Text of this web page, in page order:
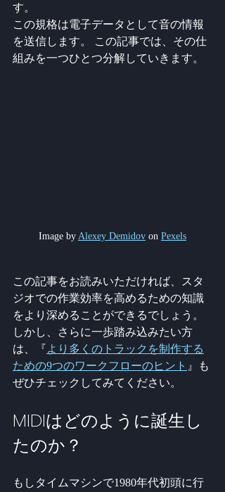
す。
この規格は電子データとして音の情報
を送信します。 この記事では、その仕
組みを一つひとつ分解していきます。
Image by Alexey Demidov on Pexels
この記事をお読みいただければ、スタ
ジオでの作業効率を高めるための知識
をより深めることができるでしょう。
しかし、さらに一歩踏み込みたい方
は、『より多くのトラックを制作する
ための9つのワークフローのヒント 』も
ぜひチェックしてみてください。
MIDIはどのように誕生し
たのか？
もしタイムマシンで1980年代初頭に行